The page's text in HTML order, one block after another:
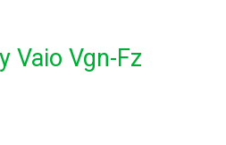
Vaio Vgn-Fz